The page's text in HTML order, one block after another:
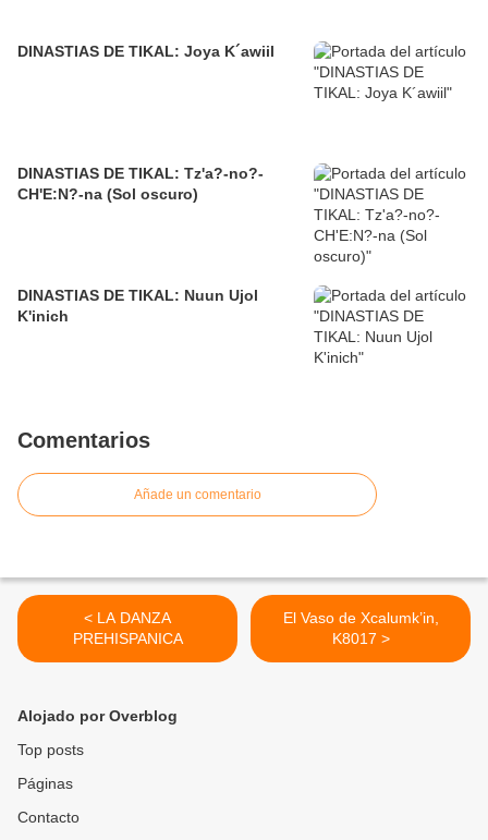
DINASTIAS DE TIKAL: Joya K´awiil
DINASTIAS DE TIKAL: Tz'a?-no?-
CH'E:N?-na (Sol oscuro)
DINASTIAS DE TIKAL: Nuun Ujol
K'inich
Comentarios
Añade un comentario
< LA DANZA
PREHISPANICA
El Vaso de Xcalumk’in,
K8017 >
Alojado por Overblog
Top posts
Páginas
Contacto